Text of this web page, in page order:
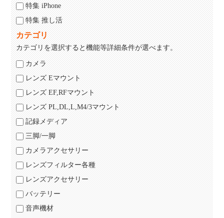
特集 iPhone
特集 推し活
カテゴリ
カテゴリを選択すると機能等詳細条件が選べます。
カメラ
レンズ Eマウント
レンズ EF,RFマウント
レンズ PL,DL,L,M4/3マウント
記録メディア
三脚/一脚
カメラアクセサリー
レンズフィルター各種
レンズアクセサリー
バッテリー
音声機材